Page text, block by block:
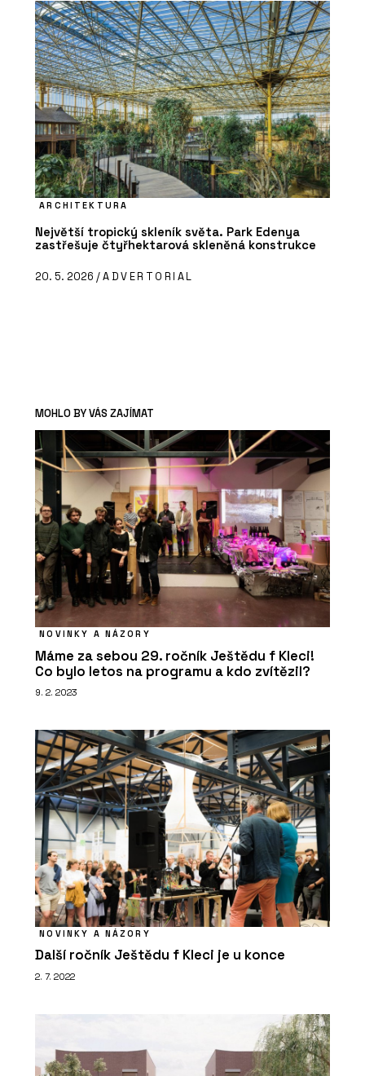
ARCHITEKTURA
Největší tropický skleník světa. Park Edenya
zastřešuje čtyřhektarová skleněná konstrukce
20. 5. 2026 /ADVERTORIAL
MOHLO BY VÁS ZAJÍMAT
NOVINKY A NÁZORY
Máme za sebou 29. ročník Ještědu f Kleci!
Co bylo letos na programu a kdo zvítězil?
9. 2. 2023
NOVINKY A NÁZORY
Další ročník Ještědu f Kleci je u konce
2. 7. 2022